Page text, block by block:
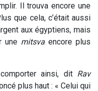
Il trouva encore une
que cela, c’était aussi
aux égyptiens, mais
une mitsva encore plus
ainsi, dit Rav
plus haut : « Celui qui